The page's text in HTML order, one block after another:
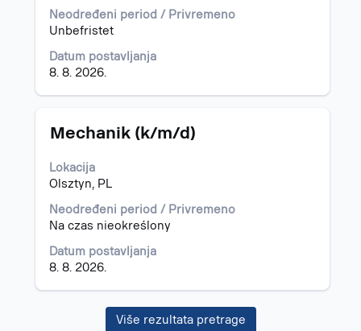
Neodređeni period / Privremeno
Unbefristet
Datum postavljanja
8. 8. 2026.
celokupan
sadržaj
o
poslu.
Naslov
Mechanik (k/m/d)
Lokacija
Olsztyn, PL
Neodređeni period / Privremeno
Na czas nieokreślony
Datum postavljanja
8. 8. 2026.
Izaberite
razmaknicom
da
prikazali
celokupan
informacija
o
poslu.
Više rezultata pretrage